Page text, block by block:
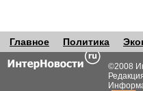
Главное Политика
©2008